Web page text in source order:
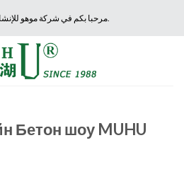
مرحبا بكم في شركة موهو للإنشاءات والكيماويات.
Бетон шоу MUHU